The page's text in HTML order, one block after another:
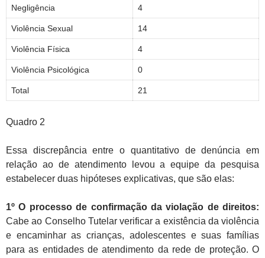
Negligência 4
Violência Sexual 14
Violência Física 4
Violência Psicológica 0
Total 21
Quadro 2
Essa discrepância entre o quantitativo de denúncia em
relação ao de atendimento levou a equipe da pesquisa
estabelecer duas hipóteses explicativas, que são elas:
1º O processo de confirmação da violação de direitos:
Cabe ao Conselho Tutelar verificar a existência da violência
e encaminhar as crianças, adolescentes e suas famílias
para as entidades de atendimento da rede de proteção. O